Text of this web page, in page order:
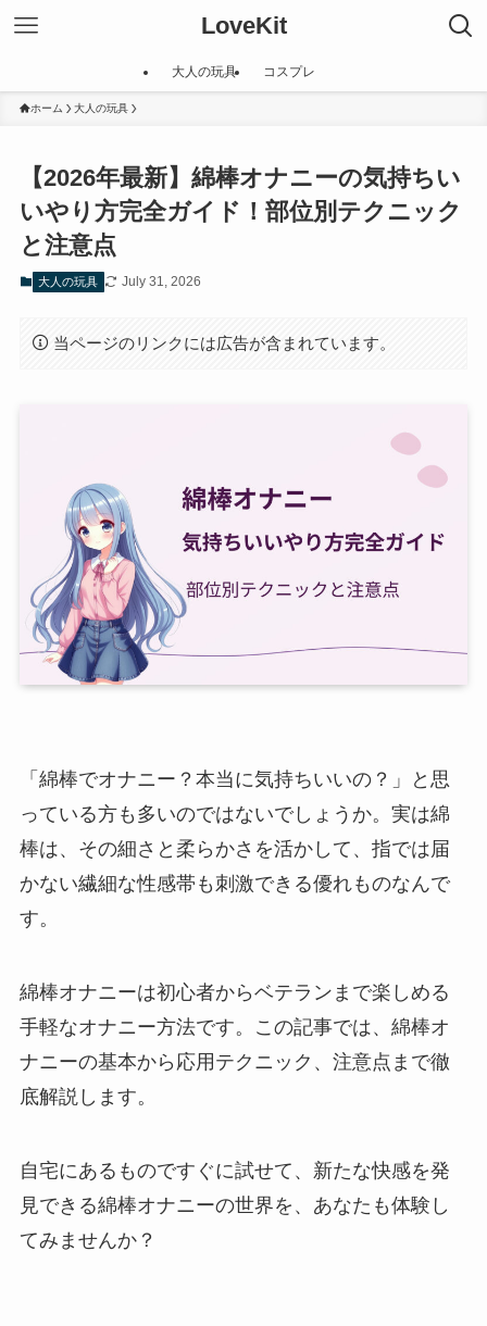
LoveKit
大人の玩具 コスプレ
ホーム 大人の玩具
【2026年最新】綿棒オナニーの気持ちい
いやり方完全ガイド！部位別テクニック
と注意点
大人の玩具 July 31, 2026
当ページのリンクには広告が含まれています。
「綿棒でオナニー？本当に気持ちいいの？」と思
っている方も多いのではないでしょうか。実は綿
棒は、その細さと柔らかさを活かして、指では届
かない繊細な性感帯も刺激できる優れものなんで
す。
綿棒オナニーは初心者からベテランまで楽しめる
手軽なオナニー方法です。この記事では、綿棒オ
ナニーの基本から応用テクニック、注意点まで徹
底解説します。
自宅にあるものですぐに試せて、新たな快感を発
見できる綿棒オナニーの世界を、あなたも体験し
てみませんか？